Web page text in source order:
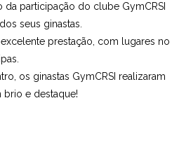
participação do clube GymCRSI
seus ginastas.
prestação, com lugares no
os ginastas GymCRSI realizaram
e destaque!